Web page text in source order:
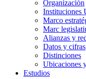
Organización
Instituciones
Marco
Marc
Alianzas y
Datos y cifras
Distinciones
Ubicaciones
Estudios